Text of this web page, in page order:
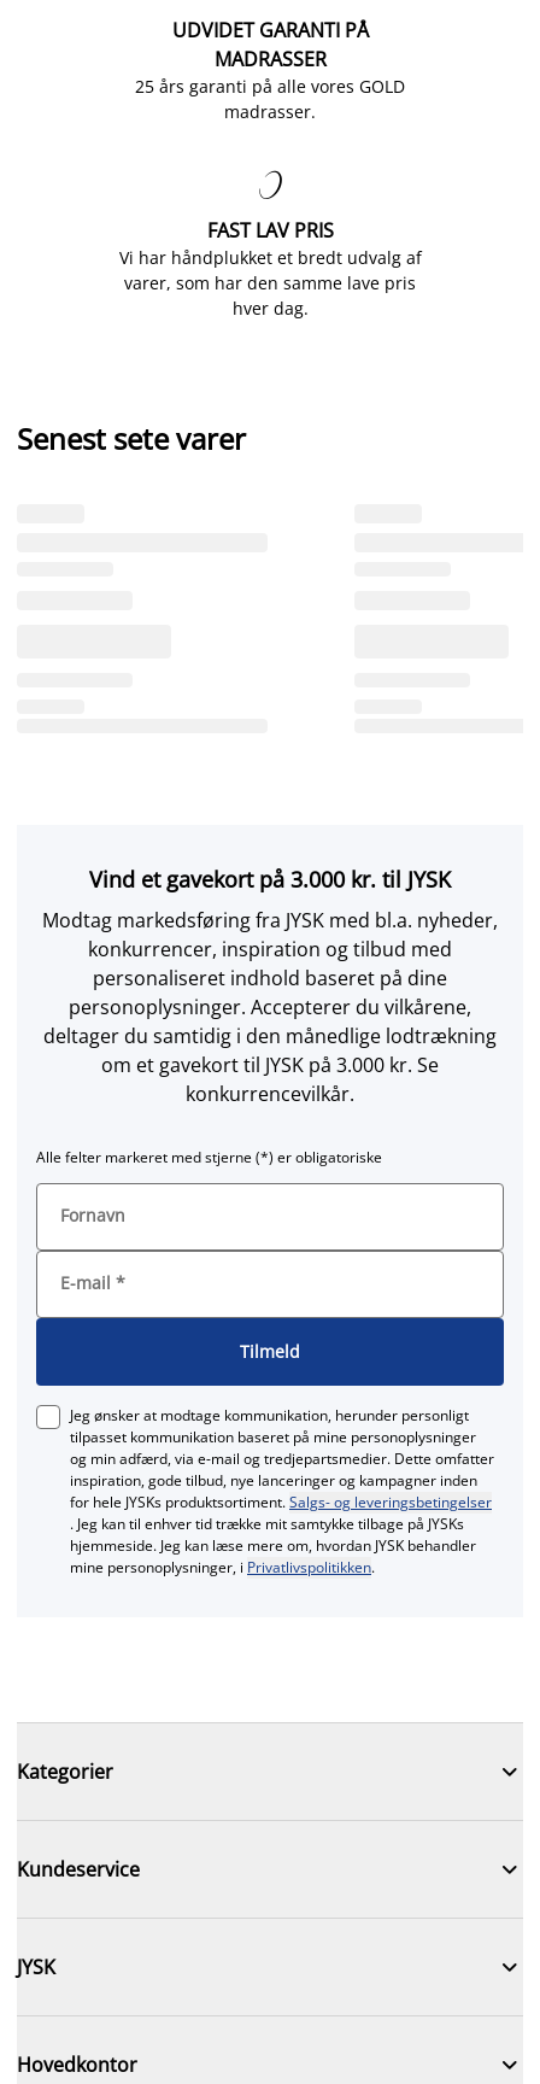
UDVIDET GARANTI PÅ
MADRASSER
25 års garanti på alle vores GOLD
madrasser.

FAST LAV PRIS
Vi har håndplukket et bredt udvalg af
varer, som har den samme lave pris
hver dag.
Senest sete varer
Vind et gavekort på 3.000 kr. til JYSK
Modtag markedsføring fra JYSK med bl.a. nyheder,
konkurrencer, inspiration og tilbud med
personaliseret indhold baseret på dine
personoplysninger. Accepterer du vilkårene,
deltager du samtidig i den månedlige lodtrækning
om et gavekort til JYSK på 3.000 kr. Se
konkurrencevilkår.
Alle felter markeret med stjerne (*) er obligatoriske
Fornavn
E-mail *
Tilmeld
Jeg ønsker at modtage kommunikation, herunder personligt
tilpasset kommunikation baseret på mine personoplysninger
og min adfærd, via e‑mail og tredjepartsmedier. Dette omfatter
inspiration, gode tilbud, nye lanceringer og kampagner inden
for hele JYSKs produktsortiment.Salgs- og leveringsbetingelser
. Jeg kan til enhver tid trække mit samtykke tilbage på JYSKs
hjemmeside. Jeg kan læse mere om, hvordan JYSK behandler
mine personoplysninger, i Privatlivspolitikken.
Kategorier 
Kundeservice 
JYSK 
Hovedkontor 